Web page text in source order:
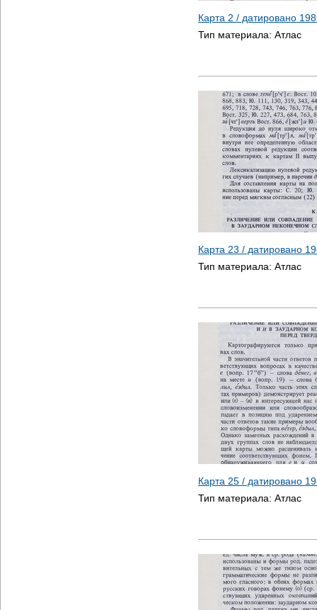
Карта 2 / датировано
Тип материала: Атлас
Карта 23 / датировано
Тип материала: Атлас
Карта 25 / датировано
Тип материала: Атлас